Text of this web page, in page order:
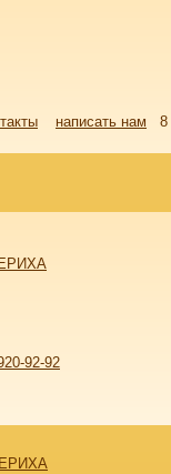
написать нам
8
92-92